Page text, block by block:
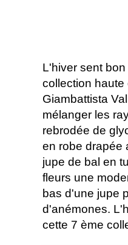
L'hiver sent
collection
Giambattista
mélanger les
rebrodée de
en robe drapée
jupe de bal en
fleurs une
bas d'une jupe
d'anémones.
cette 7 ème